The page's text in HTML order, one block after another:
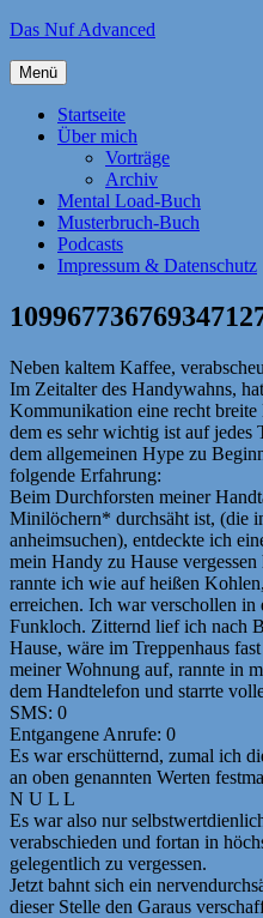
Zum
springen
Das Nuf Advanced
Menü
Startseite
Über mich
Vorträge
Archiv
Mental Load-Buch
Musterbruch-Buch
Podcasts
Impressum & Datenschutz
Neben kaltem Kaffee,
Im Zeitalter des Handywahns,
Kommunikation eine recht
dem es sehr wichtig ist auf jedes
dem allgemeinen Hype zu
folgende Erfahrung:
Beim Durchforsten meiner
Minilöchern* durchsäht ist, (die
anheimsuchen), entdeckte ich
mein Handy zu Hause
rannte ich wie auf heißen
erreichen. Ich war verschollen in
Funkloch. Zitternd lief ich nach
Hause, wäre im Treppenhaus
meiner Wohnung auf, rannte in
dem Handtelefon und starrte
SMS: 0
Entgangene Anrufe: 0
Es war erschütternd, zumal ich
an oben genannten Werten
N U L L
Es war also nur
verabschieden und fortan in
gelegentlich zu vergessen.
Jetzt bahnt sich ein
dieser Stelle den Garaus